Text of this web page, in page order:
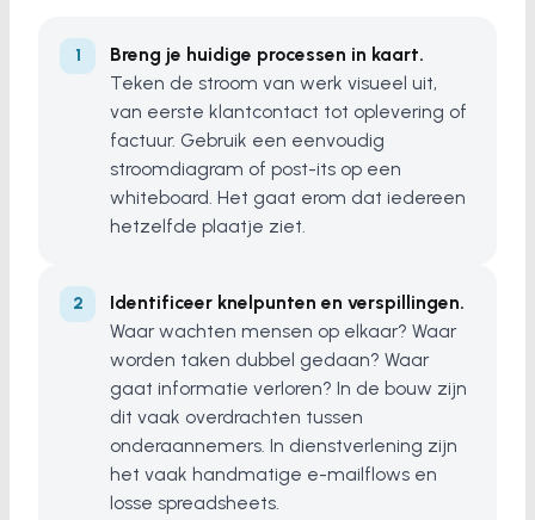
Breng je huidige processen in kaart.
Teken de stroom van werk visueel uit,
van eerste klantcontact tot oplevering of
factuur. Gebruik een eenvoudig
stroomdiagram of post-its op een
whiteboard. Het gaat erom dat iedereen
hetzelfde plaatje ziet.
Identificeer knelpunten en verspillingen.
Waar wachten mensen op elkaar? Waar
worden taken dubbel gedaan? Waar
gaat informatie verloren? In de bouw zijn
dit vaak overdrachten tussen
onderaannemers. In dienstverlening zijn
het vaak handmatige e-mailflows en
losse spreadsheets.